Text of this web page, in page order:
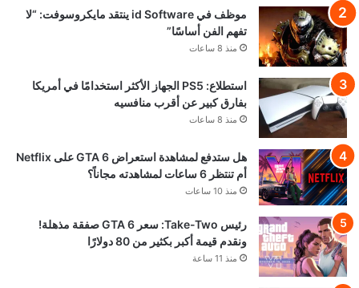
موظف في id Software ينتقد مايكروسوفت: “لا
تفهم الفن أساسًا”
منذ 8 ساعات
استطلاع: PS5 الجهاز الأكثر استخدامًا في أمريكا
بفارق كبير عن أقرب منافسيه
منذ 8 ساعات
هل ستدفع لمشاهدة استعراض GTA 6 على Netflix
أم تنتظر 6 ساعات لمشاهدته مجاناً؟
منذ 10 ساعات
رئيس Take-Two: سعر GTA 6 صفقة مذهلة!
ونقدم قيمة أكبر بكثير من 80 دولارًا
منذ 11 ساعة